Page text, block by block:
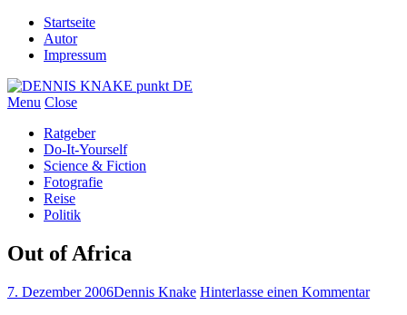
Startseite
Autor
Impressum
Menu Close
Ratgeber
Do-It-Yourself
Science & Fiction
Fotografie
Reise
Politik
Out of Africa
7. Dezember 2006Dennis Knake Hinterlasse einen Kommentar